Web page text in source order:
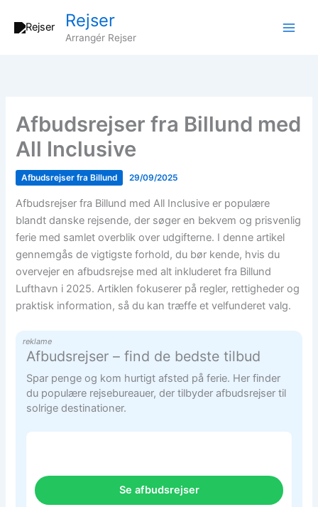
Rejser
Arrangér Rejser
Afbudsrejser fra Billund med
All Inclusive
Afbudsrejser fra Billund 29/09/2025
Afbudsrejser fra Billund med All Inclusive er populære
blandt danske rejsende, der søger en bekvem og prisvenlig
ferie med samlet overblik over udgifterne. I denne artikel
gennemgås de vigtigste forhold, du bør kende, hvis du
overvejer en afbudsrejse med alt inkluderet fra Billund
Lufthavn i 2025. Artiklen fokuserer på regler, rettigheder og
praktisk information, så du kan træffe et velfunderet valg.
reklame
Afbudsrejser – find de bedste tilbud
Spar penge og kom hurtigt afsted på ferie. Her finder
du populære rejsebureauer, der tilbyder afbudsrejser til
solrige destinationer.
Se afbudsrejser